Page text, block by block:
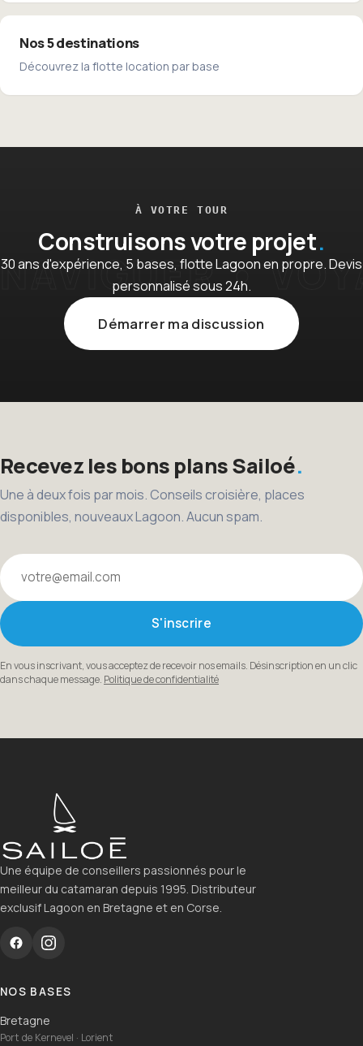
Nos 5 destinations
Découvrez la flotte location par base
À VOTRE TOUR
Construisons votre projet
30 ans d'expérience, 5 bases, flotte Lagoon en propre. Devis
personnalisé sous 24h.
Démarrer ma discussion
Recevez les bons plans Sailoé
Une à deux fois par mois. Conseils croisière, places
disponibles, nouveaux Lagoon. Aucun spam.
Votre email
S'inscrire
En vous inscrivant, vous acceptez de recevoir nos emails. Désinscription en un clic
dans chaque message. Politique de confidentialité
Une équipe de conseillers passionnés pour le
meilleur du catamaran depuis 1995. Distributeur
exclusif Lagoon en Bretagne et en Corse.
NOS BASES
Bretagne
Port de Kernevel · Lorient